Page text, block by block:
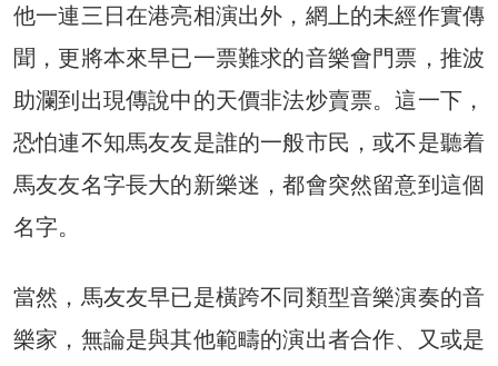
他一連三日在港亮相演出外，網上的未經作實傳
聞，更將本來早已一票難求的音樂會門票，推波
助瀾到出現傳說中的天價非法炒賣票。這一下，
恐怕連不知馬友友是誰的一般市民，或不是聽着
馬友友名字長大的新樂迷，都會突然留意到這個
名字。
當然，馬友友早已是橫跨不同類型音樂演奏的音
樂家，無論是與其他範疇的演出者合作、又或是